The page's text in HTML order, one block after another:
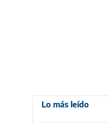
Lo más leído